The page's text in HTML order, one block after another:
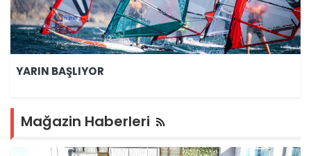
YARIN BAŞLIYOR
Mağazin Haberleri